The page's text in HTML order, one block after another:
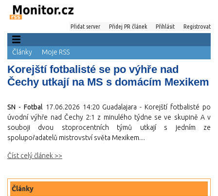
Přidat server Přidej PR článek Přihlásit Registrovat
Články Moje RSS
Korejští fotbalisté se po výhře nad
Čechy utkají na MS s domácím Mexikem
SN - Fotbal 17.06.2026 14:20 Guadalajara - Korejští fotbalisté po
úvodní výhře nad Čechy 2:1 z minulého týdne se ve skupině A v
souboji dvou stoprocentních týmů utkají s jedním ze
spolupořadatelů mistrovství světa Mexikem....
Číst celý článek >>
Články